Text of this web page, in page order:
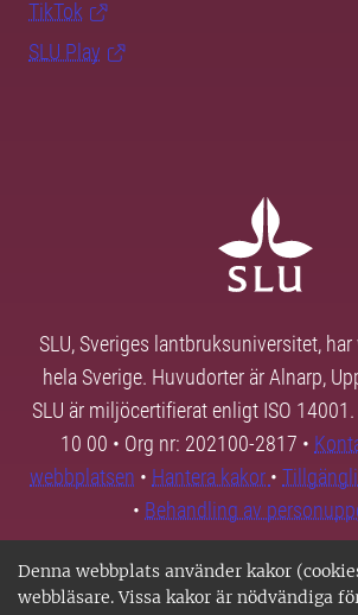
Denna webbplats använder kakor
webbläsare. Vissa kakor är nödvändiga
TikTok
SLU Play
SLU, Sveriges lantbruksuniversitet,
hela Sverige. Huvudorter är Alnarp,
SLU är miljöcertifierat enligt ISO
10 00 • Org nr: 202100-2817 •
webbplatsen • Hantera kakor •
• Behandling av